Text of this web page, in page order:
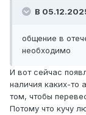
В
общение в
необходимо
И вот сейчас
наличия каких-то
том, чтобы
Потому что кучу